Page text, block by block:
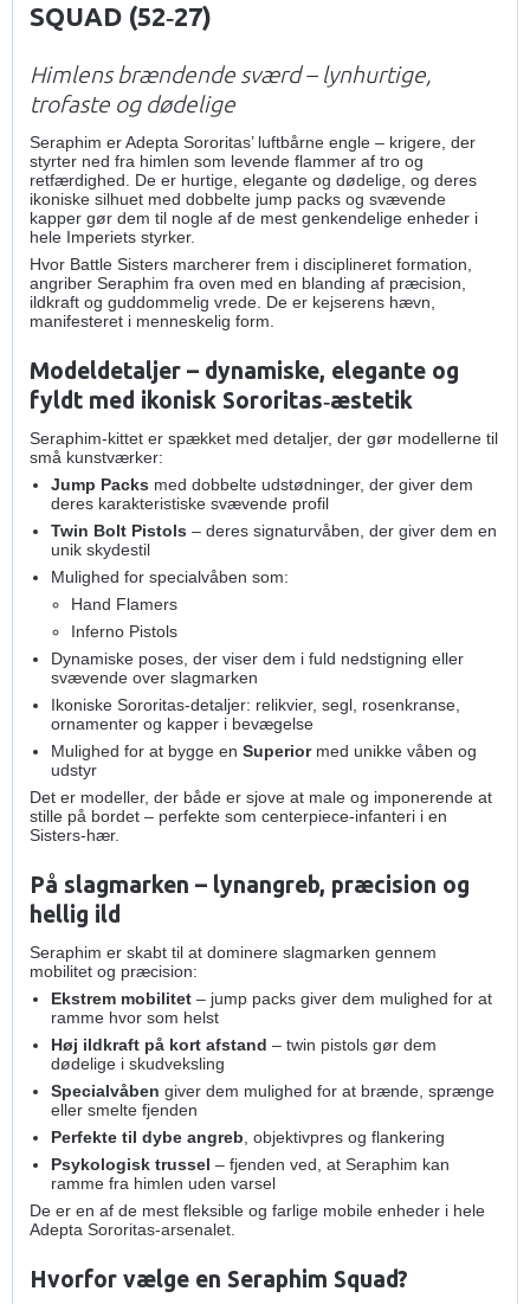
SQUAD (52‑27)
Himlens brændende sværd – lynhurtige,
trofaste og dødelige
Seraphim er Adepta Sororitas’ luftbårne engle – krigere, der
styrter ned fra himlen som levende flammer af tro og
retfærdighed. De er hurtige, elegante og dødelige, og deres
ikoniske silhuet med dobbelte jump packs og svævende
kapper gør dem til nogle af de mest genkendelige enheder i
hele Imperiets styrker.
Hvor Battle Sisters marcherer frem i disciplineret formation,
angriber Seraphim fra oven med en blanding af præcision,
ildkraft og guddommelig vrede. De er kejserens hævn,
manifesteret i menneskelig form.
Modeldetaljer – dynamiske, elegante og
fyldt med ikonisk Sororitas‑æstetik
Seraphim‑kittet er spækket med detaljer, der gør modellerne til
små kunstværker:
Jump Packs med dobbelte udstødninger, der giver dem
deres karakteristiske svævende profil
Twin Bolt Pistols – deres signaturvåben, der giver dem en
unik skydestil
Mulighed for specialvåben som:
Hand Flamers
Inferno Pistols
Dynamiske poses, der viser dem i fuld nedstigning eller
svævende over slagmarken
Ikoniske Sororitas‑detaljer: relikvier, segl, rosenkranse,
ornamenter og kapper i bevægelse
Mulighed for at bygge en Superiormed unikke våben og
udstyr
Det er modeller, der både er sjove at male og imponerende at
stille på bordet – perfekte som centerpiece‑infanteri i en
Sisters‑hær.
På slagmarken – lynangreb, præcision og
hellig ild
Seraphim er skabt til at dominere slagmarken gennem
mobilitet og præcision:
Ekstrem mobilitet– jump packs giver dem mulighed for at
ramme hvor som helst
Høj ildkraft på kort afstand – twin pistols gør dem
dødelige i skudveksling
Specialvåben giver dem mulighed for at brænde, sprænge
eller smelte fjenden
Perfekte til dybe angreb , objektivpres og flankering
Psykologisk trussel – fjenden ved, at Seraphim kan
ramme fra himlen uden varsel
De er en af de mest fleksible og farlige mobile enheder i hele
Adepta Sororitas‑arsenalet.
Hvorfor vælge en Seraphim Squad?